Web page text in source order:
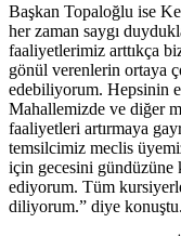
Başkan Topaloğlu ise
her zaman saygı
faaliyetlerimiz arttıkça
gönül verenlerin ortaya
edebiliyorum. Hepsinin
Mahallemizde ve diğer
faaliyetleri artırmaya
temsilcimiz meclis
için gecesini gündüzüne
ediyorum. Tüm
diliyorum.” diye konuştu.